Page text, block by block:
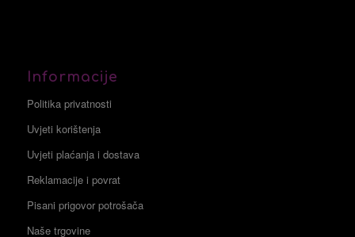
Informacije
Politika privatnosti
Uvjeti korištenja
Uvjeti plaćanja i dostava
Reklamacije i povrat
Pisani prigovor potrošača
Naše trgovine